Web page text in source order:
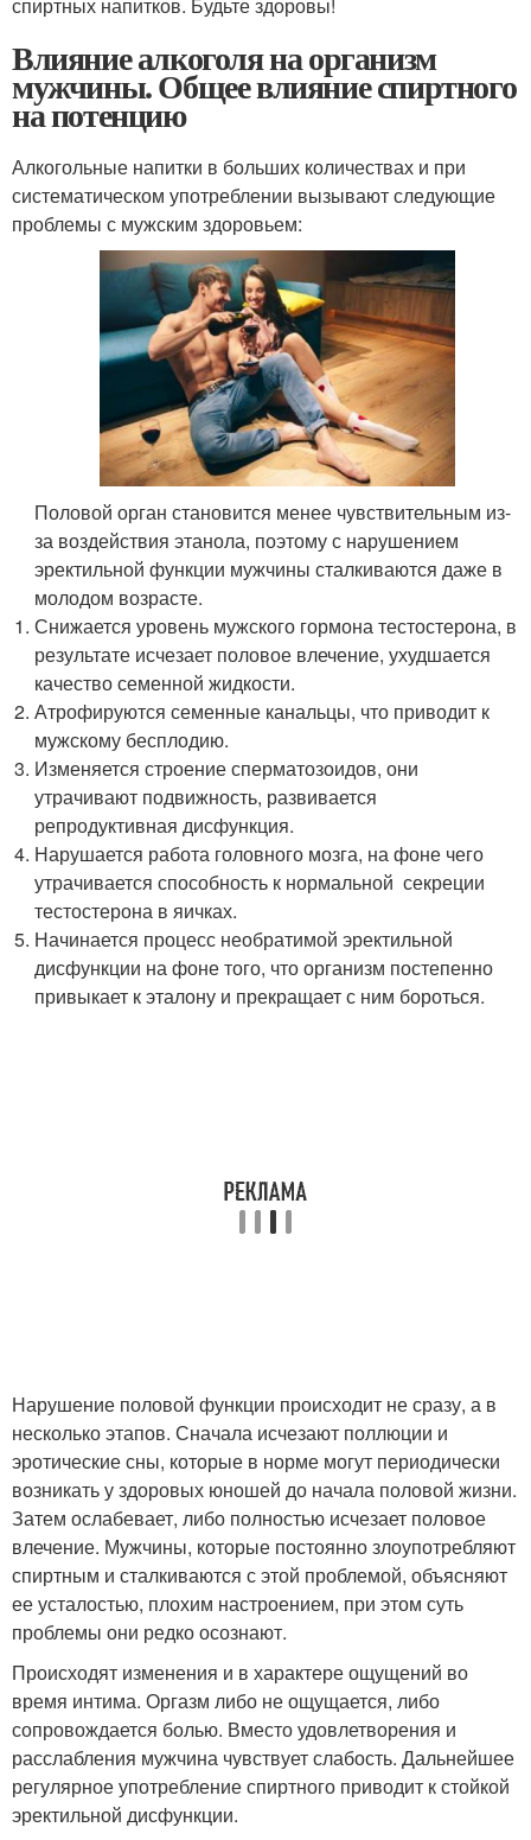
Влияние алкоголя на организм
мужчины. Общее влияние спиртного
на потенцию
Алкогольные напитки в больших количествах и при
систематическом употреблении вызывают следующие
проблемы с мужским здоровьем:
Половой орган становится менее чувствительным из-
за воздействия этанола, поэтому с нарушением
эректильной функции мужчины сталкиваются даже в
молодом возрасте.
Снижается уровень мужского гормона тестостерона, в
результате исчезает половое влечение, ухудшается
качество семенной жидкости.
Атрофируются семенные канальцы, что приводит к
мужскому бесплодию.
Изменяется строение сперматозоидов, они
утрачивают подвижность, развивается
репродуктивная дисфункция.
Нарушается работа головного мозга, на фоне чего
утрачивается способность к нормальной секреции
тестостерона в яичках.
Начинается процесс необратимой эректильной
дисфункции на фоне того, что организм постепенно
привыкает к эталону и прекращает с ним бороться.
Нарушение половой функции происходит не сразу, а в
несколько этапов. Сначала исчезают поллюции и
эротические сны, которые в норме могут периодически
возникать у здоровых юношей до начала половой жизни.
Затем ослабевает, либо полностью исчезает половое
влечение. Мужчины, которые постоянно злоупотребляют
спиртным и сталкиваются с этой проблемой, объясняют
ее усталостью, плохим настроением, при этом суть
проблемы они редко осознают.
Происходят изменения и в характере ощущений во
время интима. Оргазм либо не ощущается, либо
сопровождается болью. Вместо удовлетворения и
расслабления мужчина чувствует слабость. Дальнейшее
регулярное употребление спиртного приводит к стойкой
эректильной дисфункции.